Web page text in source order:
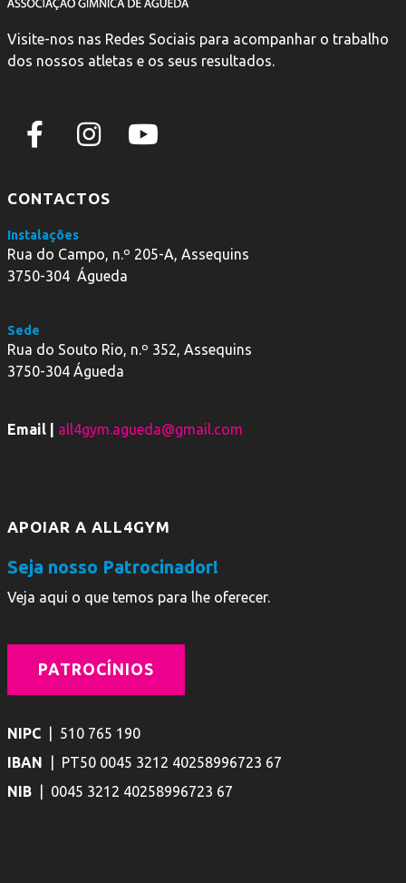
Visite-nos nas Redes Sociais para acompanhar o trabalho
dos nossos atletas e os seus resultados.
CONTACTOS
Instalações
Rua do Campo, n.º 205-A, Assequins
3750-304 Águeda
Sede
Rua do Souto Rio, n.º 352, Assequins
3750-304 Águeda
Email | all4gym.agueda@gmail.com
APOIAR A ALL4GYM
Seja nosso Patrocinador!
Veja aqui o que temos para lhe oferecer.
PATROCÍNIOS
NIPC | 510 765 190
IBAN | PT50 0045 3212 40258996723 67
NIB
| 0045 3212 40258996723 67